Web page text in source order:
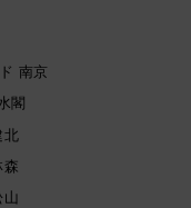
南京
閣
北
森
山